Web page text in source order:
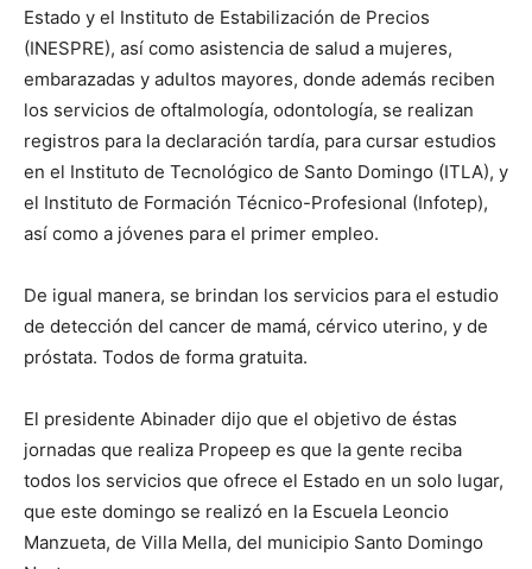
Estado y el Instituto de Estabilización de Precios
(INESPRE), así como asistencia de salud a mujeres,
embarazadas y adultos mayores, donde además reciben
los servicios de oftalmología, odontología, se realizan
registros para la declaración tardía, para cursar estudios
en el Instituto de Tecnológico de Santo Domingo (ITLA), y
el Instituto de Formación Técnico-Profesional (Infotep),
así como a jóvenes para el primer empleo.
De igual manera, se brindan los servicios para el estudio
de detección del cancer de mamá, cérvico uterino, y de
próstata. Todos de forma gratuita.
El presidente Abinader dijo que el objetivo de éstas
jornadas que realiza Propeep es que la gente reciba
todos los servicios que ofrece el Estado en un solo lugar,
que este domingo se realizó en la Escuela Leoncio
Manzueta, de Villa Mella, del municipio Santo Domingo